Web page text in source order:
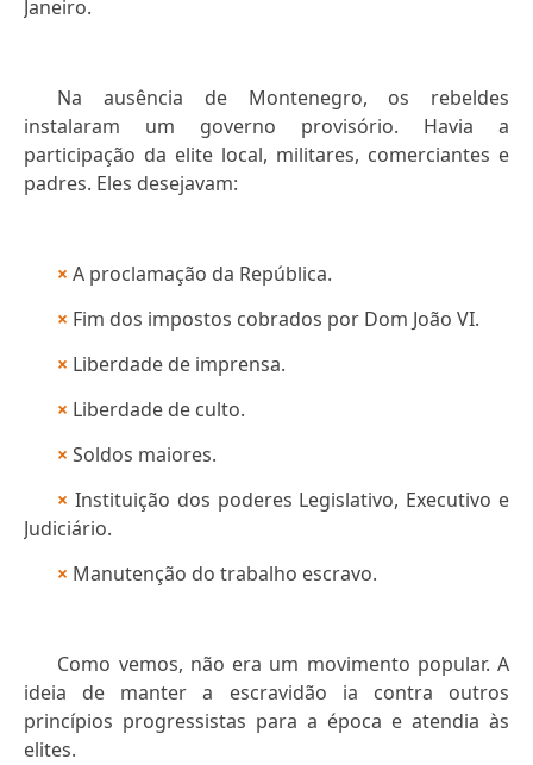
Janeiro.
Na ausência de Montenegro, os rebeldes
instalaram um governo provisório. Havia a
participação da elite local, militares, comerciantes e
padres. Eles desejavam:
× A proclamação da República.
× Fim dos impostos cobrados por Dom João VI.
× Liberdade de imprensa.
× Liberdade de culto.
× Soldos maiores.
× Instituição dos poderes Legislativo, Executivo e
Judiciário.
× Manutenção do trabalho escravo.
Como vemos, não era um movimento popular. A
ideia de manter a escravidão ia contra outros
princípios progressistas para a época e atendia às
elites.